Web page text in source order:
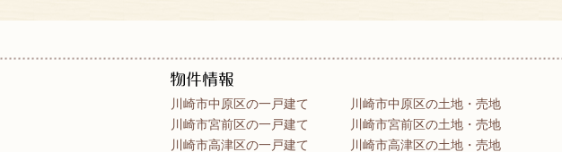
川崎市中原区の一戸建て
川崎市宮前区の一戸建て
川崎市高津区の一戸建て
川崎市中原区の土地・売地
川崎市宮前区の土地・売地
川崎市高津区の土地・売地